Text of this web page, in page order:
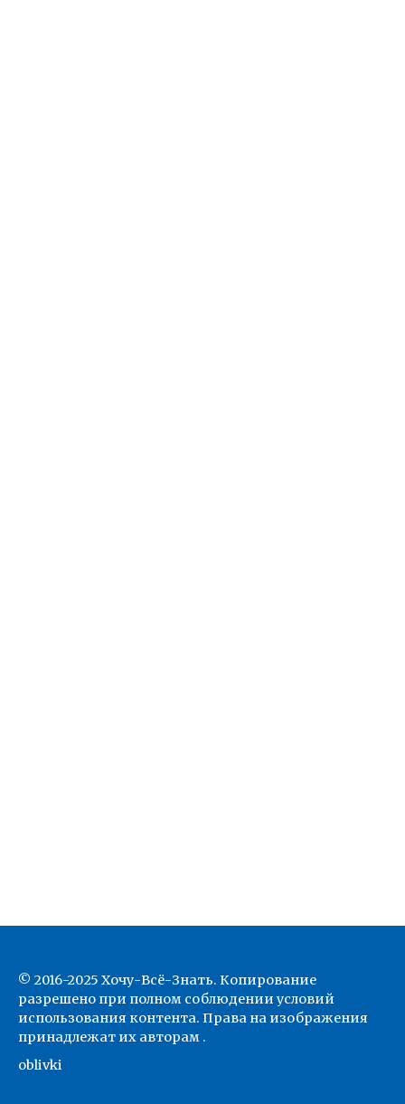
© 2016-2025 Хочу-Всё-Знать. Копирование
разрешено при полном соблюдении условий
использования контента. Права на изображения
принадлежат их авторам .
oblivki